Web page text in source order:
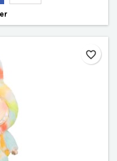
favorite_border